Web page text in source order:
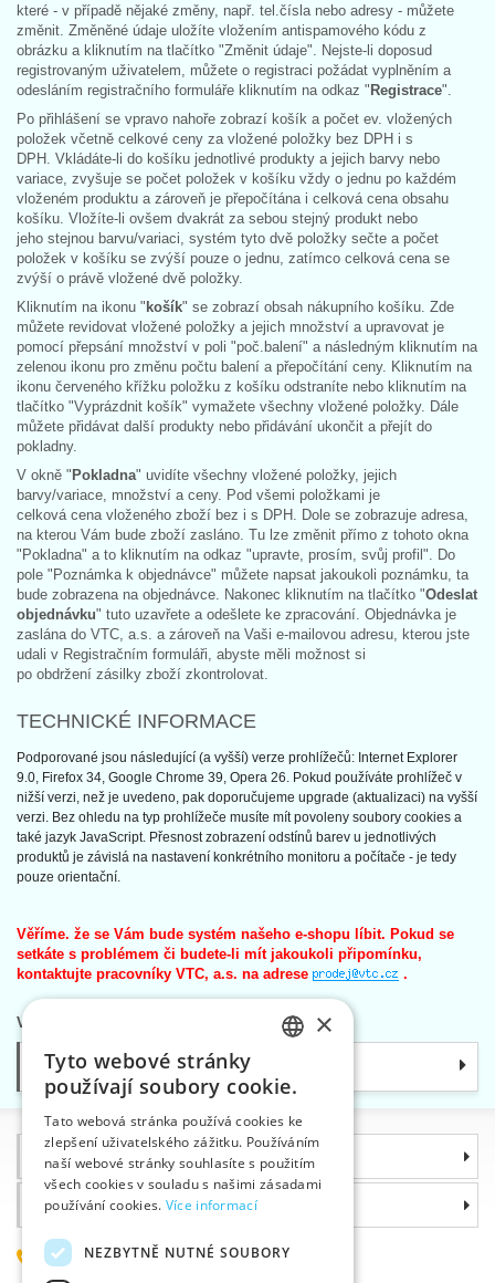
které - v případě nějaké změny, např. tel.čísla nebo adresy - můžete
změnit. Změněné údaje uložíte vložením antispamového kódu z
obrázku a kliknutím na tlačítko "Změnit údaje". Nejste-li doposud
registrovaným uživatelem, můžete o registraci požádat vyplněním a
odesláním registračního formuláře kliknutím na odkaz "Registrace".
Po přihlášení se vpravo nahoře zobrazí košík a počet ev. vložených
položek včetně celkové ceny za vložené položky bez DPH i s
DPH. Vkládáte-li do košíku jednotlivé produkty a jejich barvy nebo
variace, zvyšuje se počet položek v košíku vždy o jednu po každém
vloženém produktu a zároveň je přepočítána i celková cena obsahu
košíku. Vložíte-li ovšem dvakrát za sebou stejný produkt nebo
jeho stejnou barvu/variaci, systém tyto dvě položky sečte a počet
položek v košíku se zvýší pouze o jednu, zatímco celková cena se
zvýší o právě vložené dvě položky.
Kliknutím na ikonu "košík" se zobrazí obsah nákupního košíku. Zde
můžete revidovat vložené položky a jejich množství a upravovat je
pomocí přepsání množství v poli "poč.balení" a následným kliknutím na
zelenou ikonu pro změnu počtu balení a přepočítání ceny. Kliknutím na
ikonu červeného křížku položku z košíku odstraníte nebo kliknutím na
tlačítko "Vyprázdnit košík" vymažete všechny vložené položky. Dále
můžete přidávat další produkty nebo přidávání ukončit a přejít do
pokladny.
V okně "Pokladna" uvidíte všechny vložené položky, jejich
barvy/variace, množství a ceny. Pod všemi položkami je
celková cena vloženého zboží bez i s DPH. Dole se zobrazuje adresa,
na kterou Vám bude zboží zasláno. Tu lze změnit přímo z tohoto okna
"Pokladna" a to kliknutím na odkaz "upravte, prosím, svůj profil". Do
pole "Poznámka k objednávce" můžete napsat jakoukoli poznámku, ta
bude zobrazena na objednávce. Nakonec kliknutím na tlačítko "Odeslat
objednávku" tuto uzavřete a odešlete ke zpracování. Objednávka je
zaslána do VTC, a.s. a zároveň na Vaši e-mailovou adresu, kterou jste
udali v Registračním formuláři, abyste měli možnost si
po obdržení zásilky zboží zkontrolovat.
TECHNICKÉ INFORMACE
Podporované jsou následující (a vyšší) verze prohlížečů: Internet Explorer
9.0, Firefox 34, Google Chrome 39, Opera 26. Pokud používáte prohlížeč v
nižší verzi, než je uvedeno, pak doporučujeme upgrade (aktualizaci) na vyšší
verzi. Bez ohledu na typ prohlížeče musíte mít povoleny soubory cookies a
také jazyk JavaScript. Přesnost zobrazení odstínů barev u jednotlivých
produktů je závislá na nastavení konkrétního monitoru a počítače - je tedy
pouze orientační.
Věříme. že se Vám bude systém našeho e-shopu líbit. Pokud se
setkáte s problémem či budete-li mít jakoukoli připomínku,
kontaktujte pracovníky VTC, a.s. na adrese
.
Váš tým VTC
Kategorie
Informace
Proč si zvolit právě nás
585 051 217
ENGLISH
GERMAN
×
Tyto webové stránky
používají soubory cookie.
Tato webová stránka používá cookies ke
zlepšení uživatelského zážitku. Používáním
naší webové stránky souhlasíte s použitím
všech cookies v souladu s našimi zásadami
používání cookies. Více informací
NEZBYTNĚ NUTNÉ SOUBORY